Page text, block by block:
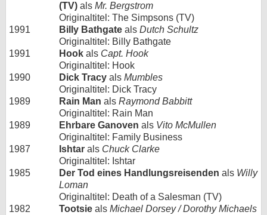
(TV) als Mr. Bergstrom
Originaltitel: The Simpsons (TV)
1991
Billy Bathgate als Dutch Schultz
Originaltitel: Billy Bathgate
1991
Hook als Capt. Hook
Originaltitel: Hook
1990
Dick Tracy als Mumbles
Originaltitel: Dick Tracy
1989
Rain Man als Raymond Babbitt
Originaltitel: Rain Man
1989
Ehrbare Ganoven als Vito McMullen
Originaltitel: Family Business
1987
Ishtar als Chuck Clarke
Originaltitel: Ishtar
1985
Der Tod eines Handlungsreisenden als Willy
Loman
Originaltitel: Death of a Salesman (TV)
1982
Tootsie als Michael Dorsey / Dorothy Michaels